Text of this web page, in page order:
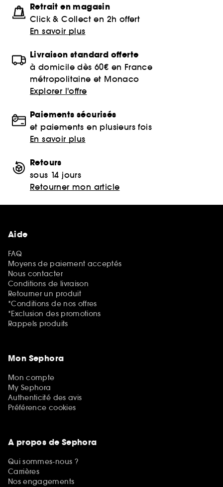
Retrait en magasin
Click & Collect en 2h offert
En savoir plus
Livraison standard offerte
à domicile dès 60€ en France
métropolitaine et Monaco
Explorer l'offre
Paiements sécurisés
et paiements en plusieurs fois
En savoir plus
Retours
sous 14 jours
Retourner mon article
Aide
FAQ
Moyens de paiement acceptés
Nous contacter
Conditions de livraison
Retourner un produit
*Conditions de nos offres
*Exclusion des promotions
Rappels produits
Mon Sephora
Mon compte
My Sephora
Authenticité des avis
Préférence cookies
A propos de Sephora
Qui sommes-nous ?
Carrières
Nos engagements